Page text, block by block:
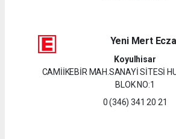
Yeni Mert
Koyulhisar
CAMİİKEBİR MAH.SANAYİ SİTESİ
BLOK NO:1
0 (346) 341 20 21